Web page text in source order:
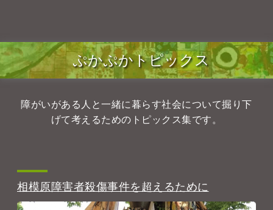
ぷかぷかトピックス
障がいがある人と一緒に暮らす社会について掘り下
げて考えるためのトピックス集です。
相模原障害者殺傷事件を超えるために